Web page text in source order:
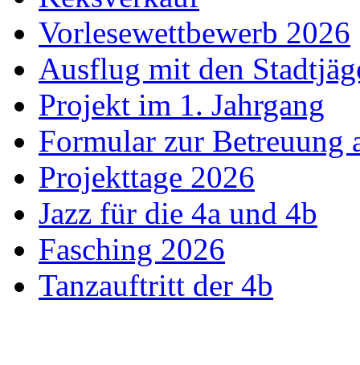
Vorlesewettbewerb 2026
Ausflug mit den
Projekt im 1. Jahrgang
Formular zur Betreuung
Projekttage 2026
Jazz für die 4a und 4b
Fasching 2026
Tanzauftritt der 4b